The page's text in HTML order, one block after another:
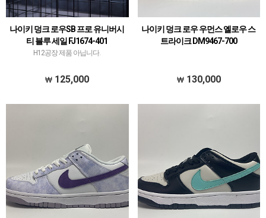
나이키 덩크 로우SB 프로 유니버시
티 블루 세일 FJ1674-401
H12공장 제품 아닙니다.
125,000
나이키 덩크 로우 우먼스 옐로우 스
트라이크 DM9467-700
130,000